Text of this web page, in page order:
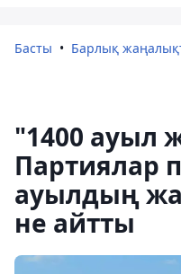
Басты Барлық
"1400 ауыл
Партиялар
ауылдың
не айтты